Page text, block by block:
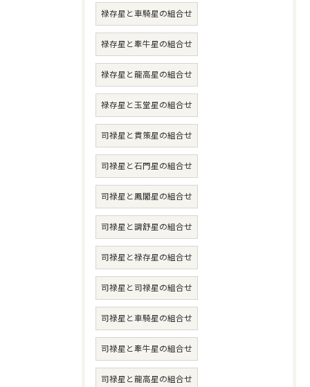
禄存星と車騎星の組合せ
禄存星と牽牛星の組合せ
禄存星と龍高星の組合せ
禄存星と玉堂星の組合せ
司禄星と貫策星の組合せ
司禄星と石門星の組合せ
司禄星と鳳閣星の組合せ
司禄星と調舒星の組合せ
司禄星と禄存星の組合せ
司禄星と司禄星の組合せ
司禄星と車騎星の組合せ
司禄星と牽牛星の組合せ
司禄星と龍高星の組合せ